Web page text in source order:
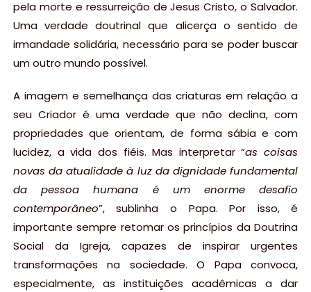
pela morte e ressurreição de Jesus Cristo, o Salvador.
Uma verdade doutrinal que alicerça o sentido de
irmandade solidária, necessário para se poder buscar
um outro mundo possível.
A imagem e semelhança das criaturas em relação a
seu Criador é uma verdade que não declina, com
propriedades que orientam, de forma sábia e com
lucidez, a vida dos fiéis. Mas interpretar “as coisas
novas da atualidade à luz da dignidade fundamental
da pessoa humana é um enorme desafio
contemporâneo”, sublinha o Papa. Por isso, é
importante sempre retomar os princípios da Doutrina
Social da Igreja, capazes de inspirar urgentes
transformações na sociedade. O Papa convoca,
especialmente, as instituições acadêmicas a dar